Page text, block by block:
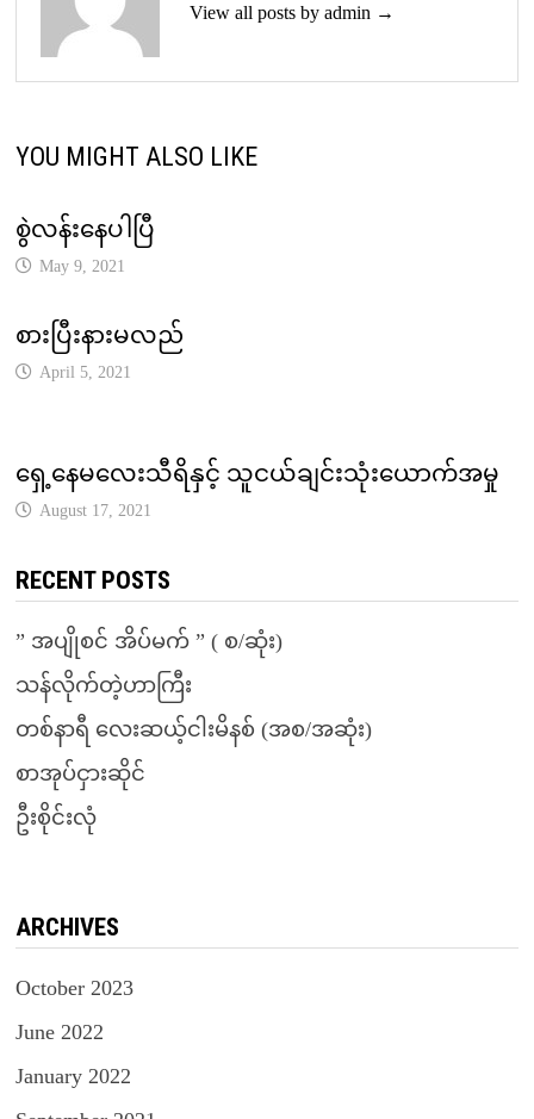
View all posts by admin →
YOU MIGHT ALSO LIKE
စွဲလန်းနေပါပြီ
May 9, 2021
စားပြီးနားမလည်
April 5, 2021
ရှေ့နေမလေးသီရိနှင့် သူငယ်ချင်းသုံးယောက်အမှု
August 17, 2021
RECENT POSTS
” အပျိုစင် အိပ်မက် ” ( စ/ဆုံး)
သန်လိုက်တဲ့ဟာကြီး
တစ်နာရီ လေးဆယ့်ငါးမိနစ် (အစ/အဆုံး)
စာအုပ်ငှားဆိုင်
ဦးစိုင်းလုံ
ARCHIVES
October 2023
June 2022
January 2022